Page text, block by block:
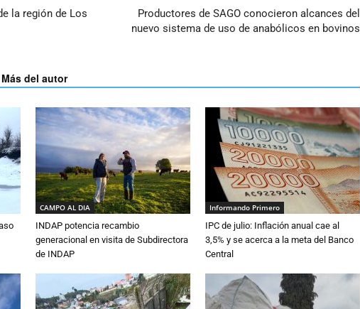
la región de Los
Productores de SAGO conocieron alcances del
nuevo sistema de uso de anabólicos en bovinos
Más del autor
CAMPO AL DIA
INDAP potencia recambio
generacional en visita de Subdirectora
de INDAP
Informando Primero
IPC de julio: Inflación anual cae al
3,5% y se acerca a la meta del Banco
Central